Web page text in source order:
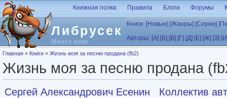
Перейти к основному содержанию
Либрусек
Много книг
Книжная полка Правила Блоги Форумы
Книги: [Новые] [Жанры] [Серии]
Авторы: [А] [Б] [В] [Г] [Д] [Е] [Ж] [З]
Вы здесь
Главная » Книги » Жизнь моя за песню продана (fb2)
Жизнь моя за песню продана
Сергей Александрович Есенин
Коллектив